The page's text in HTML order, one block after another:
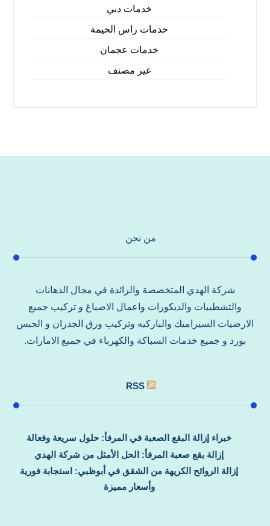
خدمات دبي
خدمات راس الخيمة
خدمات عجمان
غير مصنف
من نحن
شركة الهدي المتخصصة والرائدة في مجال الدهانات
والتشطيبات والديكورات واعمال الاصباغ و تركيب جميع
الارضيات السيراميك والباركيه وتركيب ورق الجدران و الجبس
بورد و جميع خدمات السباكة والكهرباء في جميع الامارات.
RSS
خبراء إزالة البقع الصعبة في المرفأ: حلول سريعة وفعالة
إزالة بقع صعبة المرفأ: الحل الأمثل من شركة الهدي
إزالة الروائح الكريهة من الشقق في أبوظبي: استجابة فورية
وأسعار مميزة